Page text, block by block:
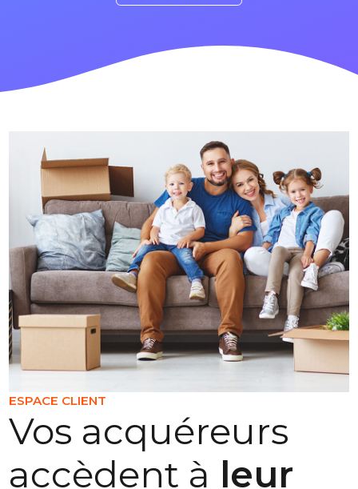
ESPACE CLIENT
Vos acquéreurs
accèdent à leur